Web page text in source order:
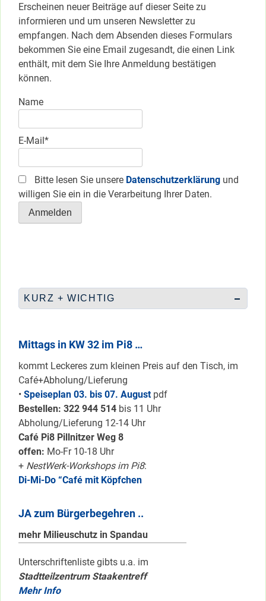
Erscheinen neuer Beiträge auf dieser Seite zu
informieren und um unseren Newsletter zu
empfangen. Nach dem Absenden dieses Formulars
bekommen Sie eine Email zugesandt, die einen Link
enthält, mit dem Sie Ihre Anmeldung bestätigen
können.
Name
E-Mail*
Bitte lesen Sie unsere Datenschutzerklärung und
willigen Sie ein in die Verarbeitung Ihrer Daten.
KURZ + WICHTIG
Mittags in KW 32 im Pi8 …
kommt Leckeres zum kleinen Preis auf den Tisch, im
Café+Abholung/Lieferung
• Speiseplan 03. bis 07. August pdf
Bestellen: 322 944 514 bis 11 Uhr
Abholung/Lieferung 12-14 Uhr
Café Pi8 Pillnitzer Weg 8
offen: Mo-Fr 10-18 Uhr
+ NestWerk-Workshops im Pi8:
Di-Mi-Do “Café mit Köpfchen
JA zum Bürgerbegehren ..
mehr Milieuschutz in Spandau
Unterschriftenliste gibts u.a. im
Stadtteilzentrum Staakentreff
Mehr Info